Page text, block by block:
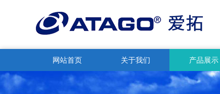
网站首页 关于我们 产品展示